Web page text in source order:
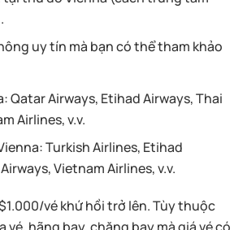
uy tín mà bạn có thể tham khảo
Qatar Airways, Etihad Airways, Thai
Airlines, v.v.
: Turkish Airlines, Etihad
Vietnam Airlines, v.v.
vé khứ hồi trở lên. Tùy thuộc